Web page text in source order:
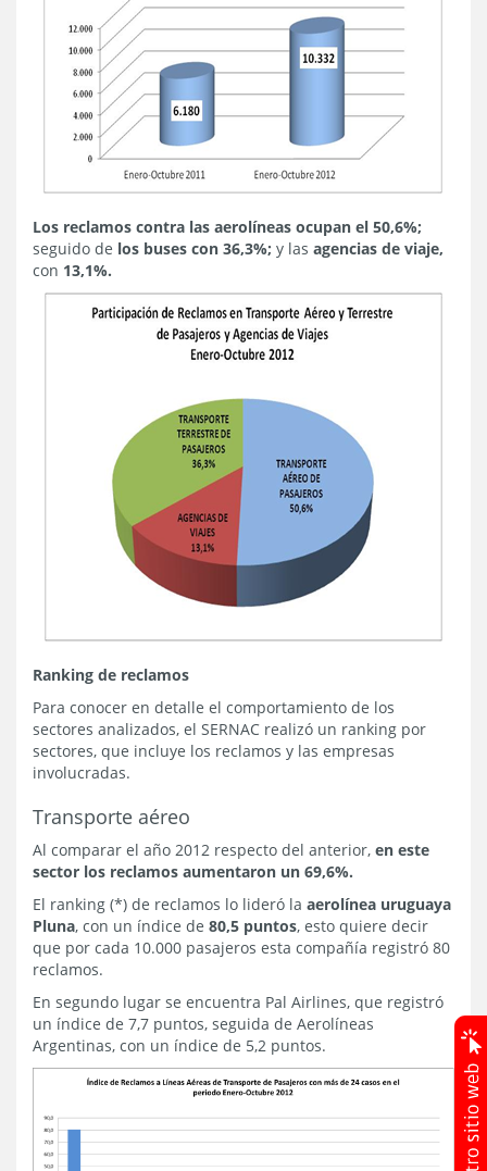
Los reclamos contra las aerolíneas ocupan el 50,6%;
seguido de los buses con 36,3%; y las agencias de viaje,
con 13,1%.
Ranking de reclamos
Para conocer en detalle el comportamiento de los
sectores analizados, el SERNAC realizó un ranking por
sectores, que incluye los reclamos y las empresas
involucradas.
Transporte aéreo
Al comparar el año 2012 respecto del anterior, en este
sector los reclamos aumentaron un 69,6%.
El ranking (*) de reclamos lo lideró la aerolínea uruguaya
Pluna, con un índice de 80,5 puntos, esto quiere decir
que por cada 10.000 pasajeros esta compañía registró 80
reclamos.
En segundo lugar se encuentra Pal Airlines, que registró
un índice de 7,7 puntos, seguida de Aerolíneas
Argentinas, con un índice de 5,2 puntos.